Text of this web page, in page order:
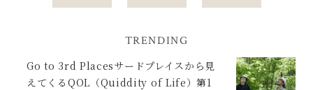
TRENDING
Go to 3rd Placesサードプレイスから見
えてくるQOL（Quiddity of Life）第1